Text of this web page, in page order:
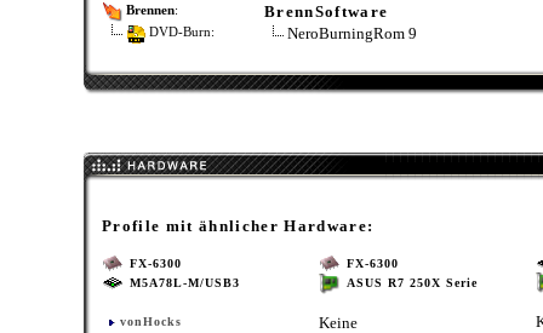
Brennen: BrennSoftware
DVD-Burn: NeroBurningRom 9
Profile mit ähnlicher Hardware:
FX-6300
M5A78L-M/USB3
vonHocks
FX-6300
ASUS R7 250X Serie
Keine